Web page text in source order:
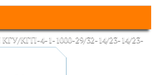
КГП-4-1-1000-29/32-14/23-14/23-